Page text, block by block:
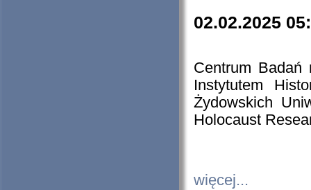
02.02.2025
Centrum Badań
Instytutem
Żydowskich
Holocaust
więcej...